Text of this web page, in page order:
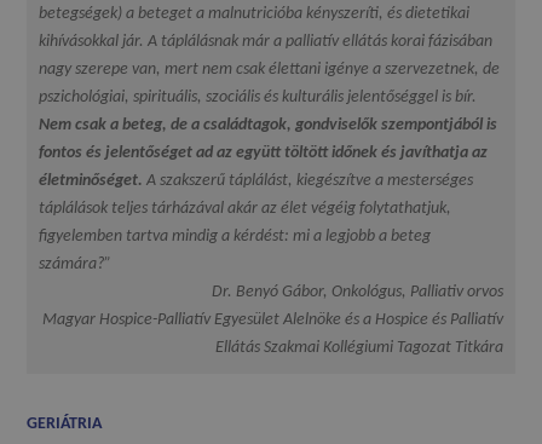
betegségek) a beteget a malnutricióba kényszeríti, és dietetikai
kihívásokkal jár. A táplálásnak már a palliatív ellátás korai fázisában
nagy szerepe van, mert nem csak élettani igénye a szervezetnek, de
pszichológiai, spirituális, szociális és kulturális jelentőséggel is bír.
Nem csak a beteg, de a családtagok, gondviselők szempontjából is
fontos és jelentőséget ad az együtt töltött időnek és javíthatja az
életminőséget. A szakszerű táplálást, kiegészítve a mesterséges
táplálások teljes tárházával akár az élet végéig folytathatjuk,
figyelemben tartva mindig a kérdést: mi a legjobb a beteg
számára?”
Dr. Benyó Gábor, Onkológus, Palliativ orvos
Magyar Hospice-Palliatív Egyesület Alelnöke és a Hospice és Palliatív
Ellátás Szakmai Kollégiumi Tagozat Titkára
GERIÁTRIA